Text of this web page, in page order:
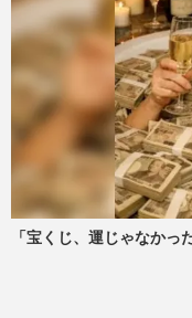
「宝くじ、運じゃなかっ